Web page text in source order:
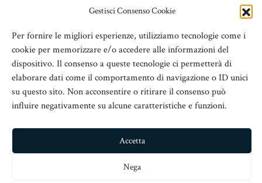
Gestisci Consenso Cookie
Per fornire le migliori esperienze, utilizziamo tecnologie come i
cookie per memorizzare e/o accedere alle informazioni del
dispositivo. Il consenso a queste tecnologie ci permetterà di
elaborare dati come il comportamento di navigazione o ID unici
su questo sito. Non acconsentire o ritirare il consenso può
influire negativamente su alcune caratteristiche e funzioni.
Accetta
Nega
in gran parte ai commerci e ai trasporti delle merci
terremoto che distrusse l’intera città , oltre 6.000
navi approdarono nel porto confermando la sua
importanza strategica quale nodo marittimo per
l’intero Mediterraneo. In città si guardava, non ...
Leggi tutto
Andare a scuola a Messina nel 1908